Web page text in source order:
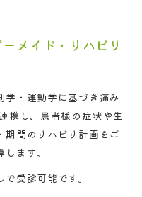
メイド・リハビリ
学・運動学に基づき痛み
携し、患者様の症状や生
期間のリハビリ計画をご
ます。
受診可能です。